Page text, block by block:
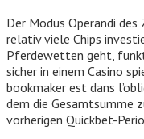
Der Modus Operandi
relativ viele Chips
Pferdewetten geht,
sicher in einem Casino
bookmaker est dans
dem die Gesamtsumme
vorherigen Quickbet-